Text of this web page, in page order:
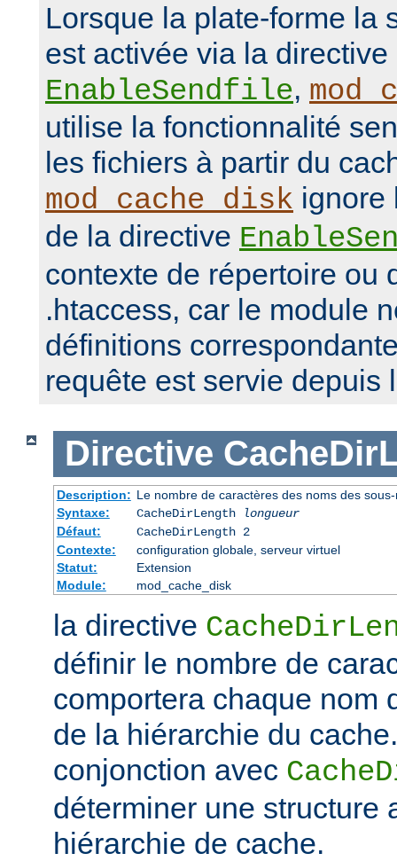
Lorsque la plate-forme la
est activée via la directive
EnableSendfile,
utilise la fonctionnalité
les fichiers à partir du
mod_cache_disk ignore
de la directive
contexte de répertoire ou
.htaccess, car le module
définitions
requête est servie depuis
Directive
Description: Le nombre de caractères des noms des
Syntaxe:
CacheDirLength
longueur
Défaut:
CacheDirLength 2
Contexte:
configuration globale, serveur virtuel
Statut:
Extension
Module:
mod_cache_disk
la directive
définir le nombre de
comportera chaque nom
de la hiérarchie du
conjonction avec
déterminer une structure
hiérarchie de cache.